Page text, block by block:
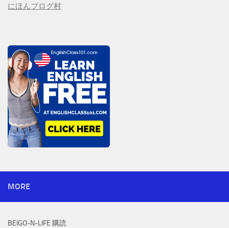
にほんブログ村
MORE
BEIGO-N-LIFE 購読